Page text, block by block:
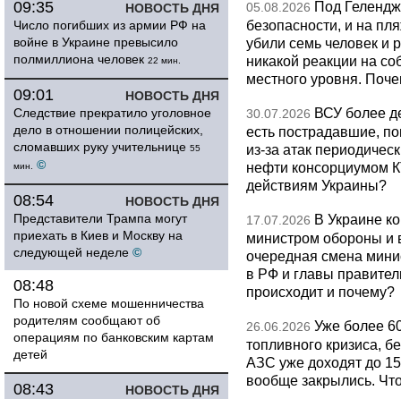
НОВОСТЬ ДНЯ
09:35
Число погибших из армии РФ на
войне в Украине превысило
полмиллиона человек 22 мин.
НОВОСТЬ ДНЯ
09:01
Следствие прекратило уголовное
дело в отношении полицейских,
сломавших руку учительнице 55
мин.
©
НОВОСТЬ ДНЯ
08:54
Представители Трампа могут
приехать в Киев и Москву на
следующей неделе ©
08:48
По новой схеме мошенничества
родителям сообщают об
операциям по банковским картам
детей
НОВОСТЬ ДНЯ
08:43
05.08.2026 Под
безопасности, и на
убили семь человек и
никакой реакции на
местного уровня.
30.07.2026 ВСУ более
есть пострадавшие,
из-за атак
нефти консорциумом
действиям Украины?
17.07.2026 В Украине
министром обороны и
очередная смена
в РФ и главы
происходит и почему?
26.06.2026 Уже более
топливного кризиса,
АЗС уже доходят до
вообще закрылись.